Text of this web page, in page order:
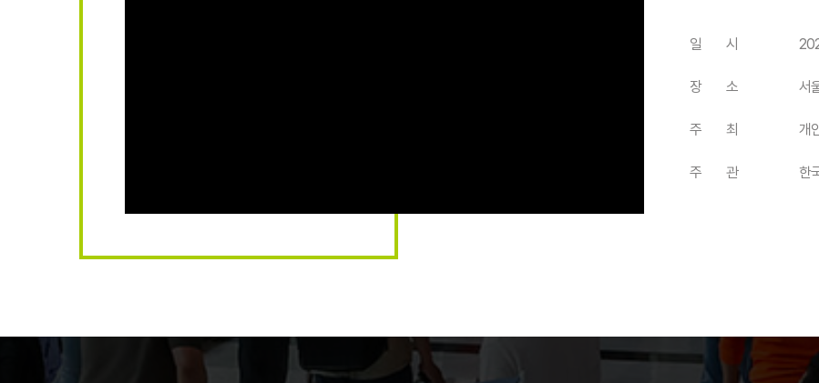
일 시
장 소 서
주 최 개
주 관 한